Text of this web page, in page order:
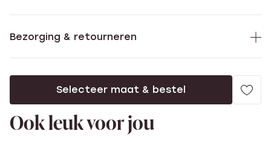
Bezorging & retourneren
Selecteer maat & bestel
Ook leuk voor jou